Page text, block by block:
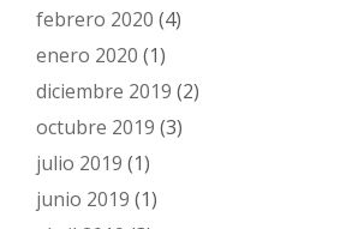
febrero 2020 (4)
enero 2020 (1)
diciembre 2019 (2)
octubre 2019 (3)
julio 2019 (1)
junio 2019 (1)